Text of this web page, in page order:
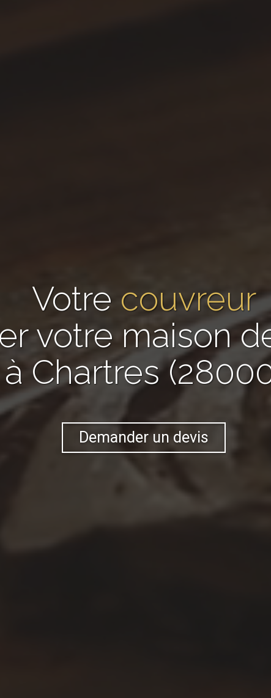
Votre couvreur
votre maison
à Chartres
Demander un devis